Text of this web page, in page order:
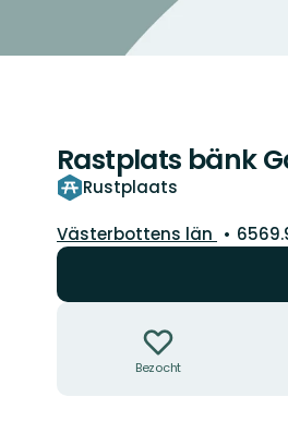
Rastplats bänk
Rustplaats
Regio:
Västerbottens län
Bezocht